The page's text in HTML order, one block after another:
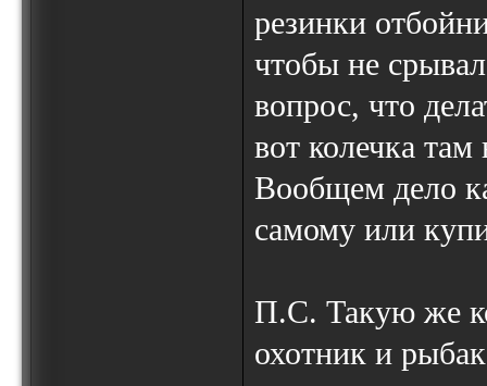
резинки
чтобы не
вопрос, что
вот колечка
Вообщем дело
самому или
П.С. Такую же
охотник и